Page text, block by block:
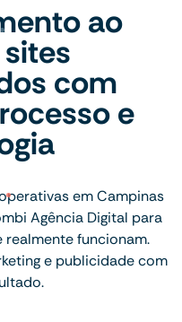
ao
com
e
em Campinas
Agência Digital para
funcionam.
e publicidade com